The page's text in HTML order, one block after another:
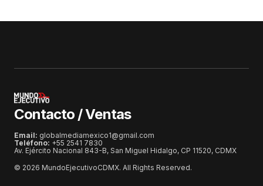
Contacto / Ventas
Email: globalmediamexico1@gmail.com
Teléfono: +55 2541 7830
Av. Ejército Nacional 843-B, San Miguel Hidalgo, CP 11520, CDMX
© 2026 MundoEjecutivoCDMX. All Rights Reserved.